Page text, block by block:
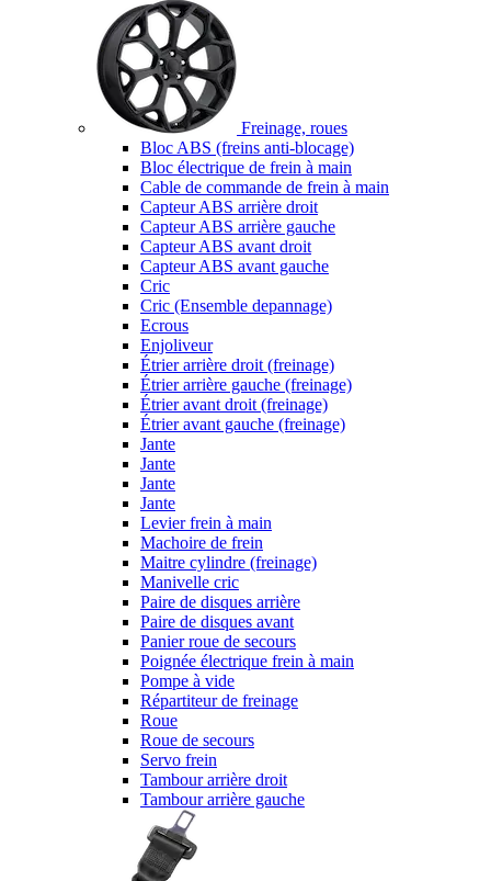
Freinage, roues
Bloc ABS (freins anti-blocage)
Bloc électrique de frein à main
Cable de commande de frein à main
Capteur ABS arrière droit
Capteur ABS arrière gauche
Capteur ABS avant droit
Capteur ABS avant gauche
Cric
Cric (Ensemble depannage)
Ecrous
Enjoliveur
Étrier arrière droit (freinage)
Étrier arrière gauche (freinage)
Étrier avant droit (freinage)
Étrier avant gauche (freinage)
Jante
Jante
Jante
Jante
Levier frein à main
Machoire de frein
Maitre cylindre (freinage)
Manivelle cric
Paire de disques arrière
Paire de disques avant
Panier roue de secours
Poignée électrique frein à main
Pompe à vide
Répartiteur de freinage
Roue
Roue de secours
Servo frein
Tambour arrière droit
Tambour arrière gauche